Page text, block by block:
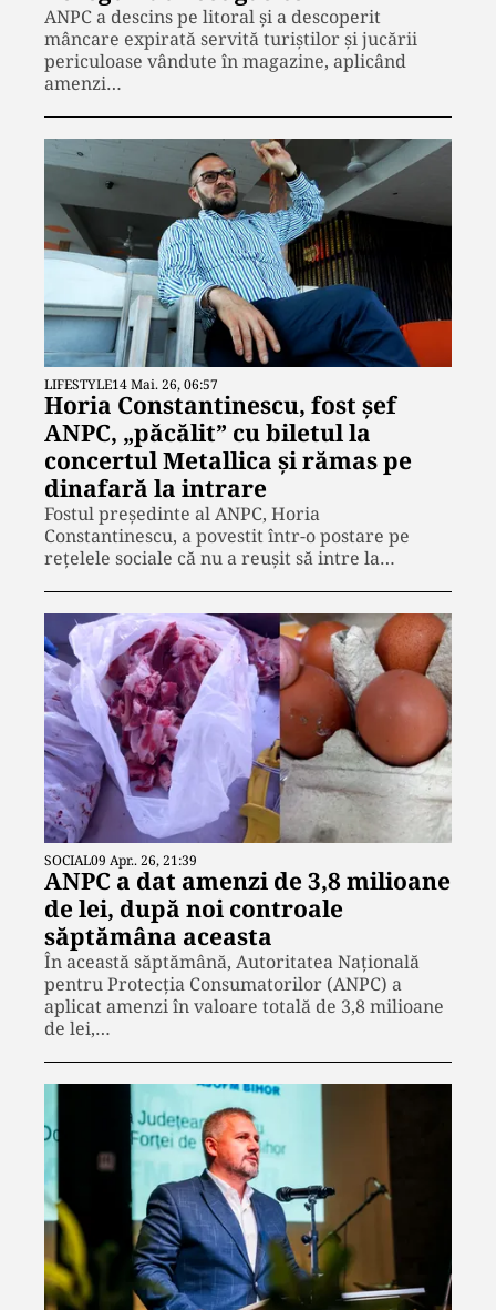
ANPC a descins pe litoral și a descoperit
mâncare expirată servită turiștilor și jucării
periculoase vândute în magazine, aplicând
amenzi…
LIFESTYLE14 Mai. 26, 06:57
Horia Constantinescu, fost șef
ANPC, „păcălit” cu biletul la
concertul Metallica și rămas pe
dinafară la intrare
Fostul președinte al ANPC, Horia
Constantinescu, a povestit într-o postare pe
rețelele sociale că nu a reușit să intre la…
SOCIAL09 Apr.. 26, 21:39
ANPC a dat amenzi de 3,8 milioane
de lei, după noi controale
săptămâna aceasta
În această săptămână, Autoritatea Națională
pentru Protecția Consumatorilor (ANPC) a
aplicat amenzi în valoare totală de 3,8 milioane
de lei,…